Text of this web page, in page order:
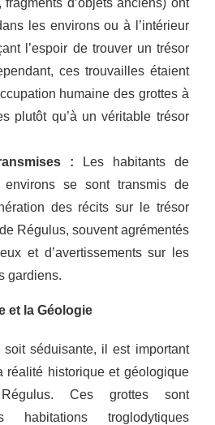
les environs ou à l’intérieur
l’espoir de trouver un trésor
ces trouvailles étaient
humaine des grottes à
plutôt qu’à un véritable trésor
: Les habitants de
environs se sont transmis de
des récits sur le trésor
Régulus, souvent agrémentés
et d’avertissements sur les
gardiens.
et la Géologie
séduisante, il est important
réalité historique et géologique
Ces grottes sont
habitations troglodytiques